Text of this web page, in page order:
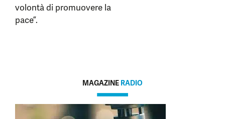
volontà di promuovere la
pace”.
MAGAZINE RADIO